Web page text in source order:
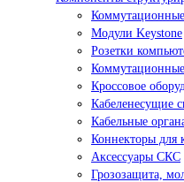
Модули Keystone
Розетки
Кроссовое
Кабеленесущие
Кабельные
Коннекторы для
Аксессуары СКС
Грозозащита,